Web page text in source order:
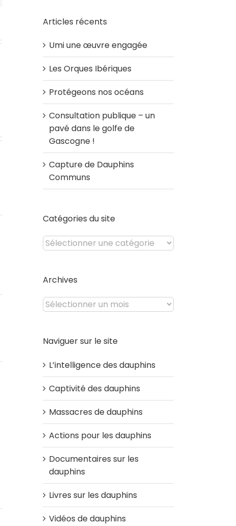
Articles récents
Umi une œuvre engagée
Les Orques Ibériques
Protégeons nos océans
Consultation publique – un
pavé dans le golfe de
Gascogne !
Capture de Dauphins
Communs
Catégories du site
Catégories
du
Archives
Archives
Naviguer sur le site
L’intelligence des dauphins
Captivité des dauphins
Massacres de dauphins
Actions pour les dauphins
Documentaires sur les
dauphins
Livres sur les dauphins
Vidéos de dauphins